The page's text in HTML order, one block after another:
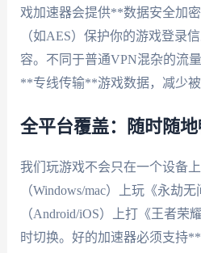
戏加速器会提供**数据安全加
（如AES）保护你的游戏登录
容。不同于普通VPN混杂的流
**专线传输**游戏数据，减少被
全平台覆盖：随时随
我们玩游戏不会只在一个设备
（Windows/mac）上玩《永劫
（Android/iOS）上打《王者荣
时切换。好的加速器必须支持